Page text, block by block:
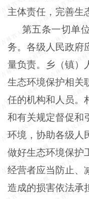
主体责任，完善生
第五条一切单
务。各级人民政府
量负责。乡（镇）
生态环境保护相关
任的机构和人员。
和有关规定督促和
环境，协助各级人
做好生态环境保护
经营者应当防止、
造成的损害依法承